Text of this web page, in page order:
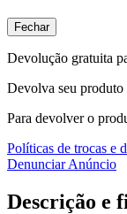
Fechar
Devolução gratuita
Devolva seu produto
Para devolver o
Políticas de trocas e
Denunciar Anúncio
Descrição e